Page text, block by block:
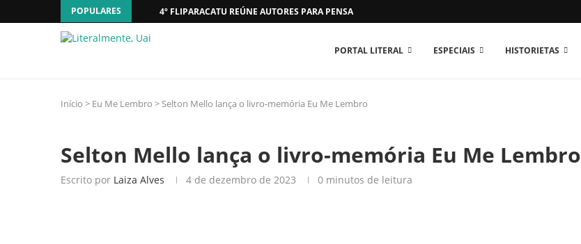
POPULARES 4º FLIPARACATU REÚNE AUTORES PARA PENSAR O MUNDO...
PORTAL LITERAL ESPECIAIS HISTORIETAS
Início > Eu Me Lembro >Selton Mello lança o livro-memória Eu Me Lembro
Selton Mello lança o livro-memória Eu Me Lembro
Escrito por Laiza Alves 4 de dezembro de 2023 0 minutos de leitura